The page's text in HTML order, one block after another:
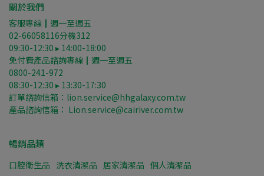
關於我們
客服專線┃週一至週五
02-66058116分機312
09:30-12:30 ▸ 14:00-18:00
免付費產品諮詢專線┃週一至週五
0800-241-972
08:30-12:30 ▸ 13:30-17:30
訂單諮詢信箱：lion.service@hhgalaxy.com.tw
產品諮詢信箱： Lion.service@cairiver.com.tw
暢銷品類
口腔衛生品 洗衣清潔品 居家清潔品 個人清潔品